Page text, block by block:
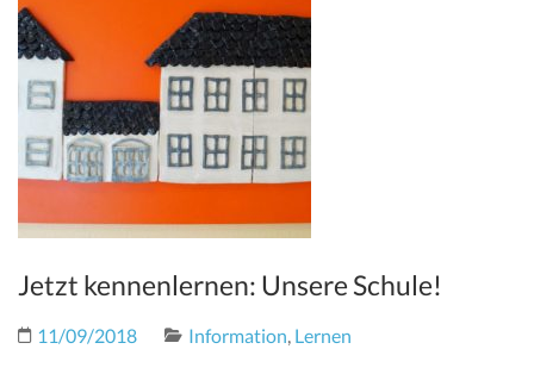
Jetzt kennenlernen: Unsere Schule!
11/09/2018 Information, Lernen